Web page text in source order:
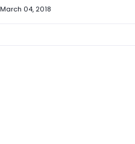
March 04, 2018